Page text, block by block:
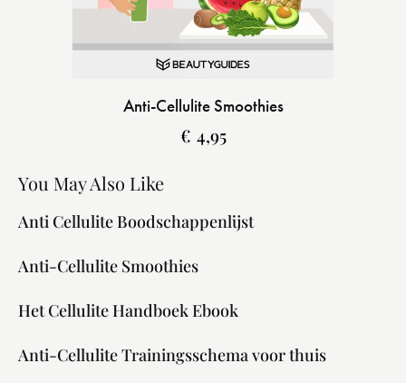
Anti-Cellulite Smoothies
€ 4,95
You May Also Like
Anti Cellulite Boodschappenlijst
Anti-Cellulite Smoothies
Het Cellulite Handboek Ebook
Anti-Cellulite Trainingsschema voor thuis